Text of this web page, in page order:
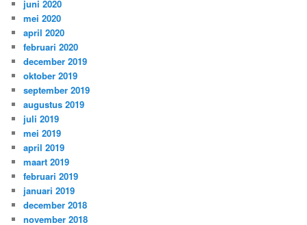
juni 2020
mei 2020
april 2020
februari 2020
december 2019
oktober 2019
september 2019
augustus 2019
juli 2019
mei 2019
april 2019
maart 2019
februari 2019
januari 2019
december 2018
november 2018